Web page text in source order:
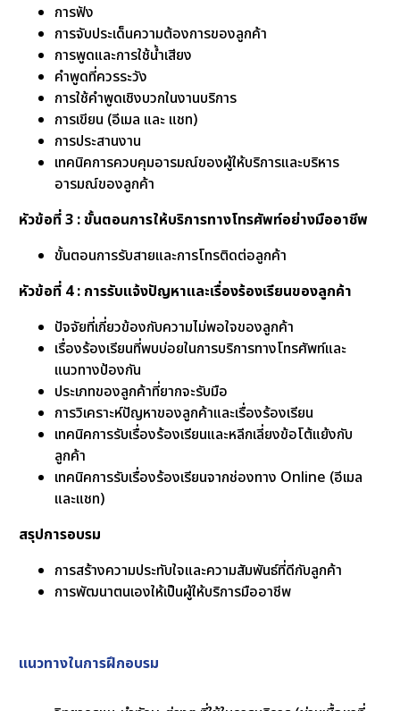
การฟัง
การจับประเด็นความต้องการของลูกค้า
การพูดและการใช้น้ำเสียง
คำพูดที่ควรระวัง
การใช้คำพูดเชิงบวกในงานบริการ
การเขียน (อีเมล และ แชท)
การประสานงาน
เทคนิคการควบคุมอารมณ์ของผู้ให้บริการและบริหาร
อารมณ์ของลูกค้า
หัวข้อที่ 3 : ขั้นตอนการให้บริการทางโทรศัพท์อย่างมืออาชีพ
ขั้นตอนการรับสายและการโทรติดต่อลูกค้า
หัวข้อที่ 4 : การรับแจ้งปัญหาและเรื่องร้องเรียนของลูกค้า
ปัจจัยที่เกี่ยวข้องกับความไม่พอใจของลูกค้า
เรื่องร้องเรียนที่พบบ่อยในการบริการทางโทรศัพท์และ
แนวทางป้องกัน
ประเภทของลูกค้าที่ยากจะรับมือ
การวิเคราะห์ปัญหาของลูกค้าและเรื่องร้องเรียน
เทคนิคการรับเรื่องร้องเรียนและหลีกเลี่ยงข้อโต้แย้งกับ
ลูกค้า
เทคนิคการรับเรื่องร้องเรียนจากช่องทาง Online (อีเมล
และแชท)
สรุปการอบรม
การสร้างความประทับใจและความสัมพันธ์ที่ดีกับลูกค้า
การพัฒนาตนเองให้เป็นผู้ให้บริการมืออาชีพ
แนวทางในการฝึกอบรม